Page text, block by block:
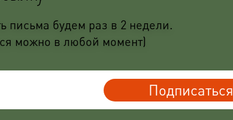
письма будем раз в 2 недели.
можно в любой момент)
Подписаться